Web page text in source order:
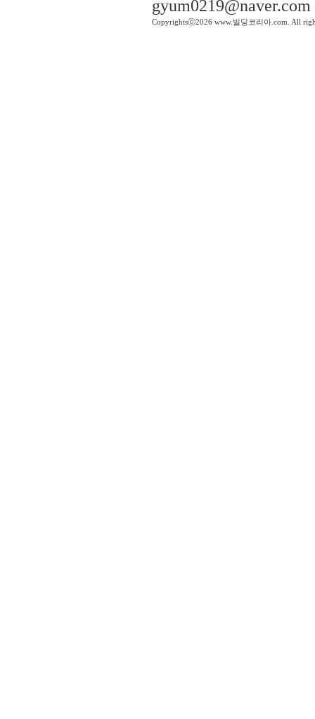
gyum0219@naver.com
Copyrightsⓒ2026 www.빌딩코리아.com. All